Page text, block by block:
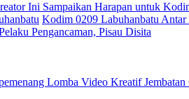
Ini Sampaikan Harapan untuk
Kodim 0209 Labuhanbatu
Pengancaman, Pisau Disita